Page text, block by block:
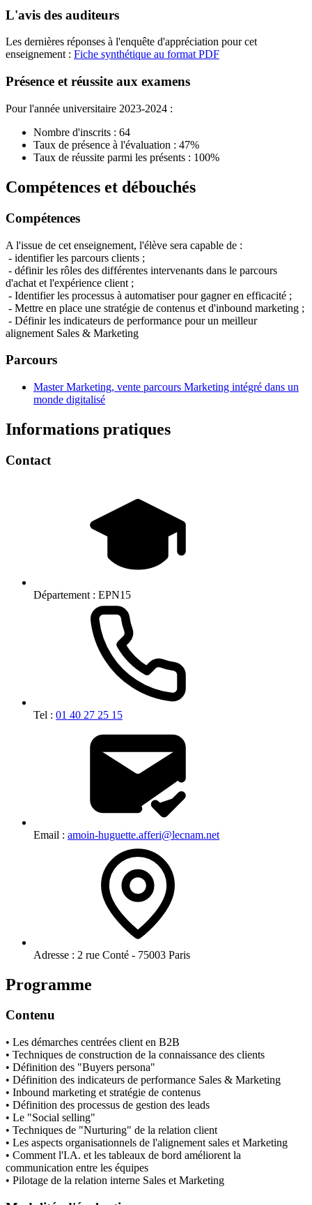
L'avis des auditeurs
Les dernières réponses à l'enquête d'appréciation pour cet
enseignement : Fiche synthétique au format PDF
Présence et réussite aux examens
Pour l'année universitaire 2023-2024 :
Nombre d'inscrits : 64
Taux de présence à l'évaluation : 47%
Taux de réussite parmi les présents : 100%
Compétences et débouchés
Compétences
A l'issue de cet enseignement, l'élève sera capable de :
- identifier les parcours clients ;
- définir les rôles des différentes intervenants dans le parcours
d'achat et l'expérience client ;
- Identifier les processus à automatiser pour gagner en efficacité ;
- Mettre en place une stratégie de contenus et d'inbound marketing ;
- Définir les indicateurs de performance pour un meilleur
alignement Sales & Marketing
Parcours
Master Marketing, vente parcours Marketing intégré dans un
monde digitalisé
Informations pratiques
Contact
Département : EPN15
Tel : 01 40 27 25 15
Email : amoin-huguette.afferi@lecnam.net
Adresse : 2 rue Conté - 75003 Paris
Programme
Contenu
• Les démarches centrées client en B2B
• Techniques de construction de la connaissance des clients
• Définition des "Buyers persona"
• Définition des indicateurs de performance Sales & Marketing
• Inbound marketing et stratégie de contenus
• Définition des processus de gestion des leads
• Le "Social selling"
• Techniques de "Nurturing" de la relation client
• Les aspects organisationnels de l'alignement sales et Marketing
• Comment l'I.A. et les tableaux de bord améliorent la
communication entre les équipes
• Pilotage de la relation interne Sales et Marketing